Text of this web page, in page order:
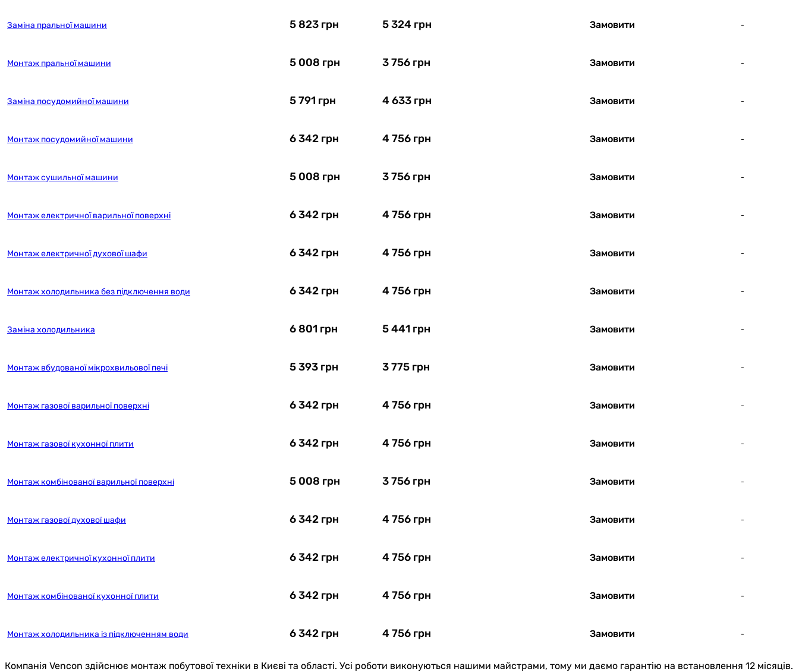
Заміна пральної машини 5 823 грн 5 324 грн Замовити -
Монтаж пральної машини 5 008 грн 3 756 грн Замовити -
Заміна посудомийної машини 5 791 грн 4 633 грн Замовити -
Монтаж посудомийної машини 6 342 грн 4 756 грн Замовити -
Монтаж сушильної машини 5 008 грн 3 756 грн Замовити -
Монтаж електричної варильної поверхні 6 342 грн 4 756 грн Замовити -
Монтаж електричної духової шафи 6 342 грн 4 756 грн Замовити -
Монтаж холодильника без підключення води 6 342 грн 4 756 грн Замовити -
Заміна холодильника 6 801 грн 5 441 грн Замовити -
Монтаж вбудованої мікрохвильової печі 5 393 грн 3 775 грн Замовити -
Монтаж газової варильної поверхні 6 342 грн 4 756 грн Замовити -
Монтаж газової кухонної плити 6 342 грн 4 756 грн Замовити -
Монтаж комбінованої варильної поверхні 5 008 грн 3 756 грн Замовити -
Монтаж газової духової шафи 6 342 грн 4 756 грн Замовити -
Монтаж електричної кухонної плити 6 342 грн 4 756 грн Замовити -
Монтаж комбінованої кухонної плити 6 342 грн 4 756 грн Замовити -
Монтаж холодильника із підключенням води 6 342 грн 4 756 грн Замовити -
Компанія Vencon здійснює монтаж побутової техніки в Києві та області. Усі роботи виконуються нашими майстрами, тому ми даємо гарантію на встановлення 12 місяців.